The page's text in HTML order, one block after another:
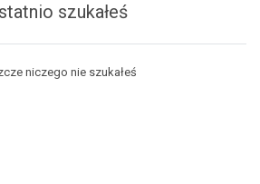
szukałeś
niczego nie szukałeś